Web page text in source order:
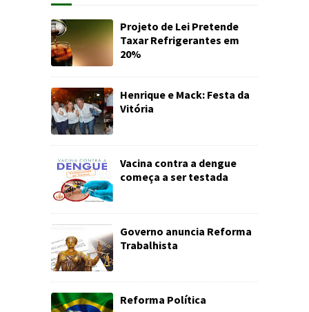
Projeto de Lei Pretende
Taxar Refrigerantes em
20%
Henrique e Mack: Festa da
Vitória
Vacina contra a dengue
começa a ser testada
Governo anuncia Reforma
Trabalhista
Reforma Política